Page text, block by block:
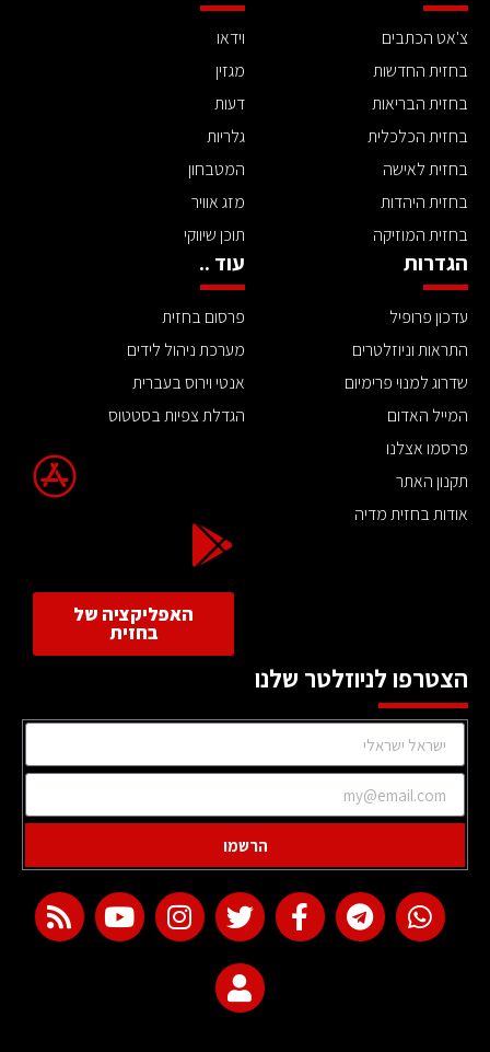
צ'אט הכתבים
בחזית החדשות
בחזית הבריאות
בחזית הכלכלית
בחזית לאישה
בחזית היהדות
בחזית המוזיקה
וידאו
מגזין
דעות
גלריות
המטבחון
מזג אוויר
תוכן שיווקי
הגדרות
עדכון פרופיל
התראות וניוזלטרים
שדרוג למנוי פרימיום
המייל האדום
פרסמו אצלנו
תקנון האתר
אודות בחזית מדיה
עוד ..
פרסום בחזית
מערכת ניהול לידים
אנטי וירוס בעברית
הגדלת צפיות בסטטוס
האפליקציה של
בחזית
הצטרפו לניוזלטר שלנו
הרשמו